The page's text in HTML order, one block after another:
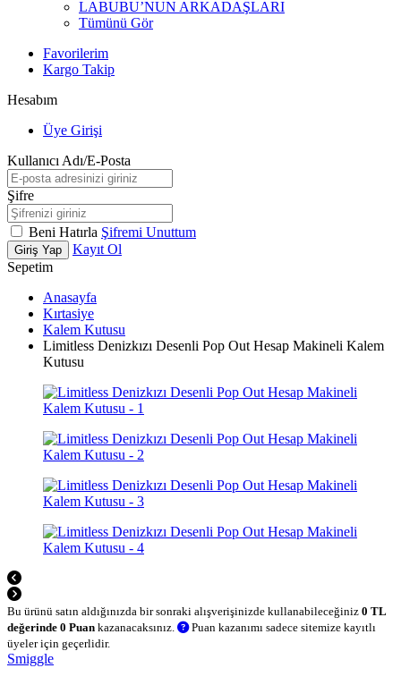
LABUBU’NUN ARKADAŞLARI
Tümünü Gör
Favorilerim
Kargo Takip
Hesabım
Üye Girişi
Kullanıcı Adı/E-Posta
Şifre
Beni Hatırla Şifremi Unuttum
Giriş Yap
Kayıt Ol
Sepetim
Anasayfa
Kırtasiye
Kalem Kutusu
Limitless Denizkızı Desenli Pop Out Hesap Makineli Kalem
Kutusu
Bu ürünü satın aldığınızda bir sonraki alışverişinizde kullanabileceğiniz 0 TL
değerinde 0 Puan kazanacaksınız.
Puan kazanımı sadece sitemize kayıtlı
üyeler için geçerlidir.
Smiggle